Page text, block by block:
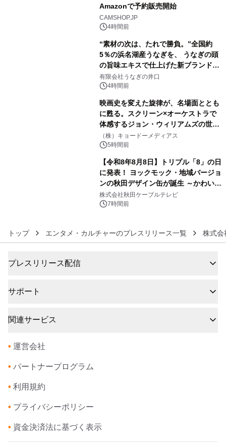
Amazonで予約販売開始
CAMSHOP.JP
4時間前
“素材の次は、たれで勝負。”全国約
5％の浜名湖産うなぎを、 うなぎの頭
の旨味エキスで仕上げた新ブランド
「井口の誉」誕生
有限会社うなぎの井口
4時間前
映画史を変えた旋律が、名場面ととも
に甦る。スクリーン×オーケストラで
体感するジョン・ウィリアムズの世
界。ジョン・ウィリアムズ：シネマ・
スペクタキュラー・コンサート 開催決
（株）キョードーメディアス
5時間前
【令和8年8月8日】トリプル「8」の日
に発表！ ヨックモック・地域バージョ
ンの秋田デザイン缶が誕生 ～かわいい
秋田犬の子犬と秋田の四季と名所を巡
るパッケージ～ 9月1日(火)秋田県内で
株式会社秋田ケーブルテレビ
7時間前
トップ エンタメ・カルチャーのプレスリリース一覧 株式会
プレスリリース配信
サポート
関連サービス
• 運営会社
• パートナープログラム
• 利用規約
• プライバシーポリシー
• 資金決済法に基づく表示